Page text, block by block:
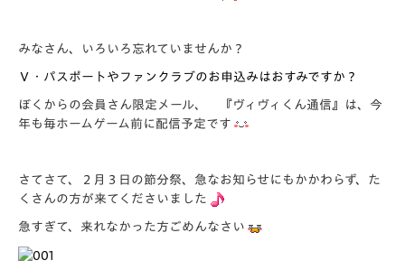
みなさん、いろいろ忘れていませんか？
Ｖ・パスポートやファンクラブのお申込みはおすみですか？
ぼくからの会員さん限定メール、 『ヴィヴィくん通信』は、今
年も毎ホームゲーム前に配信予定です
さてさて、２月３日の節分祭、急なお知らせにもかかわらず、た
くさんの方が来てくださいました
急すぎて、来れなかった方ごめんなさい